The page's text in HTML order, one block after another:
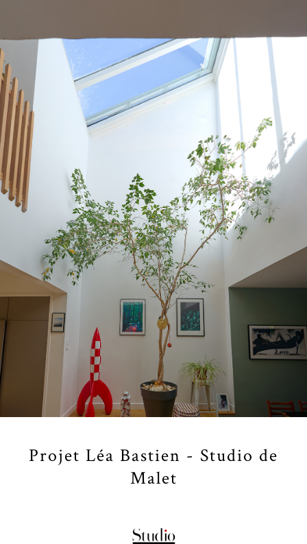
Projet Léa Bastien - Studio de
Malet